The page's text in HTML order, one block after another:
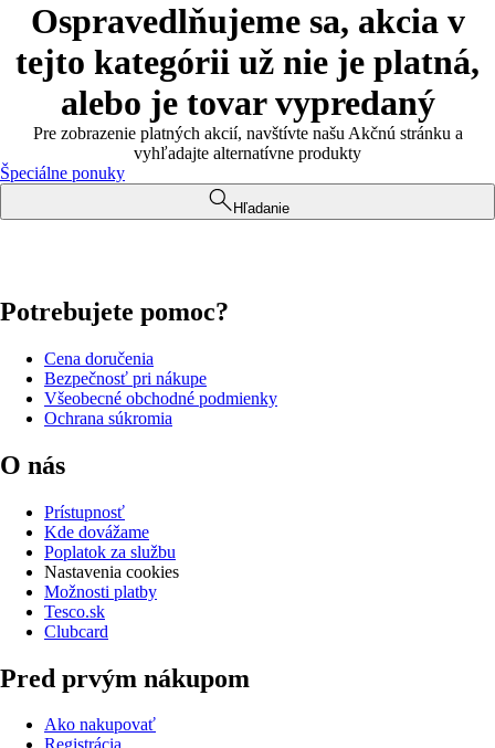
Ospravedlňujeme sa, akcia v
tejto kategórii už nie je platná,
alebo je tovar vypredaný
Pre zobrazenie platných akcií, navštívte našu Akčnú stránku a
vyhľadajte alternatívne produkty
Špeciálne ponuky
Hľadanie
Potrebujete pomoc?
Cena doručenia
Bezpečnosť pri nákupe
Všeobecné obchodné podmienky
Ochrana súkromia
O nás
Prístupnosť
Kde dovážame
Poplatok za službu
Nastavenia cookies
Možnosti platby
Tesco.sk
Clubcard
Pred prvým nákupom
Ako nakupovať